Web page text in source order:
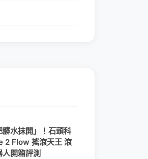
水抹開」！石頭科
2 Flow 搖滾天王 滾
開箱評測